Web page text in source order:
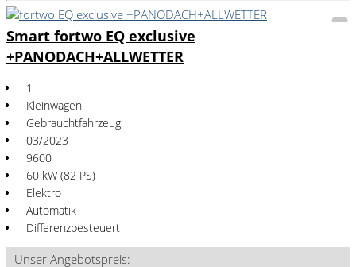
Smart fortwo EQ exclusive
+PANODACH+ALLWETTER
1
Kleinwagen
Gebrauchtfahrzeug
03/2023
9600
60 kW (82 PS)
Elektro
Automatik
Differenzbesteuert
Unser Angebotspreis: